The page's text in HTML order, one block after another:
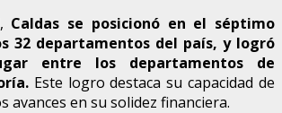
Caldas se posicionó en el séptimo
32 departamentos del país, y logró
entre los departamentos de
Este logro destaca su capacidad de
avances en su solidez financiera.